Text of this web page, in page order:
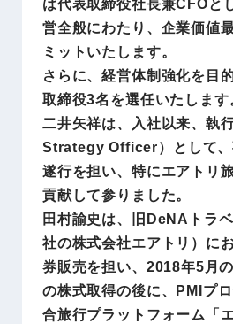
は代表取締役社長兼CFOと
営全般にわたり、企業価値
ミットいたします。
さらに、経営体制強化を目
取締役3名を選任いたします
二井矢祥は、入社以来、執
Strategy Officer）として、
遂行を担い、特にエアトリ
貢献して参りました。
田村諭史は、旧DeNAトラ
社の株式会社エアトリ）に
券販売を担い、2018年5月
の株式取得の後に、PMIプ
合旅行プラットフォーム「